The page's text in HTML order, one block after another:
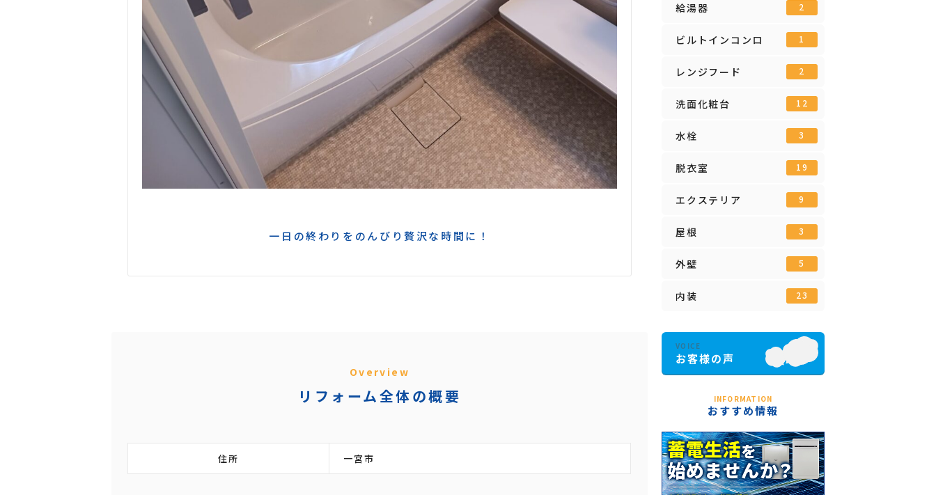
一日の終わりをのんびり贅沢な時間に！
Overview
リフォーム全体の概要
住所 一宮市
給湯器 2
ビルトインコンロ 1
レンジフード 2
洗面化粧台 12
水栓 3
脱衣室 19
エクステリア 9
屋根 3
外壁 5
内装 23
INFORMATION
おすすめ情報